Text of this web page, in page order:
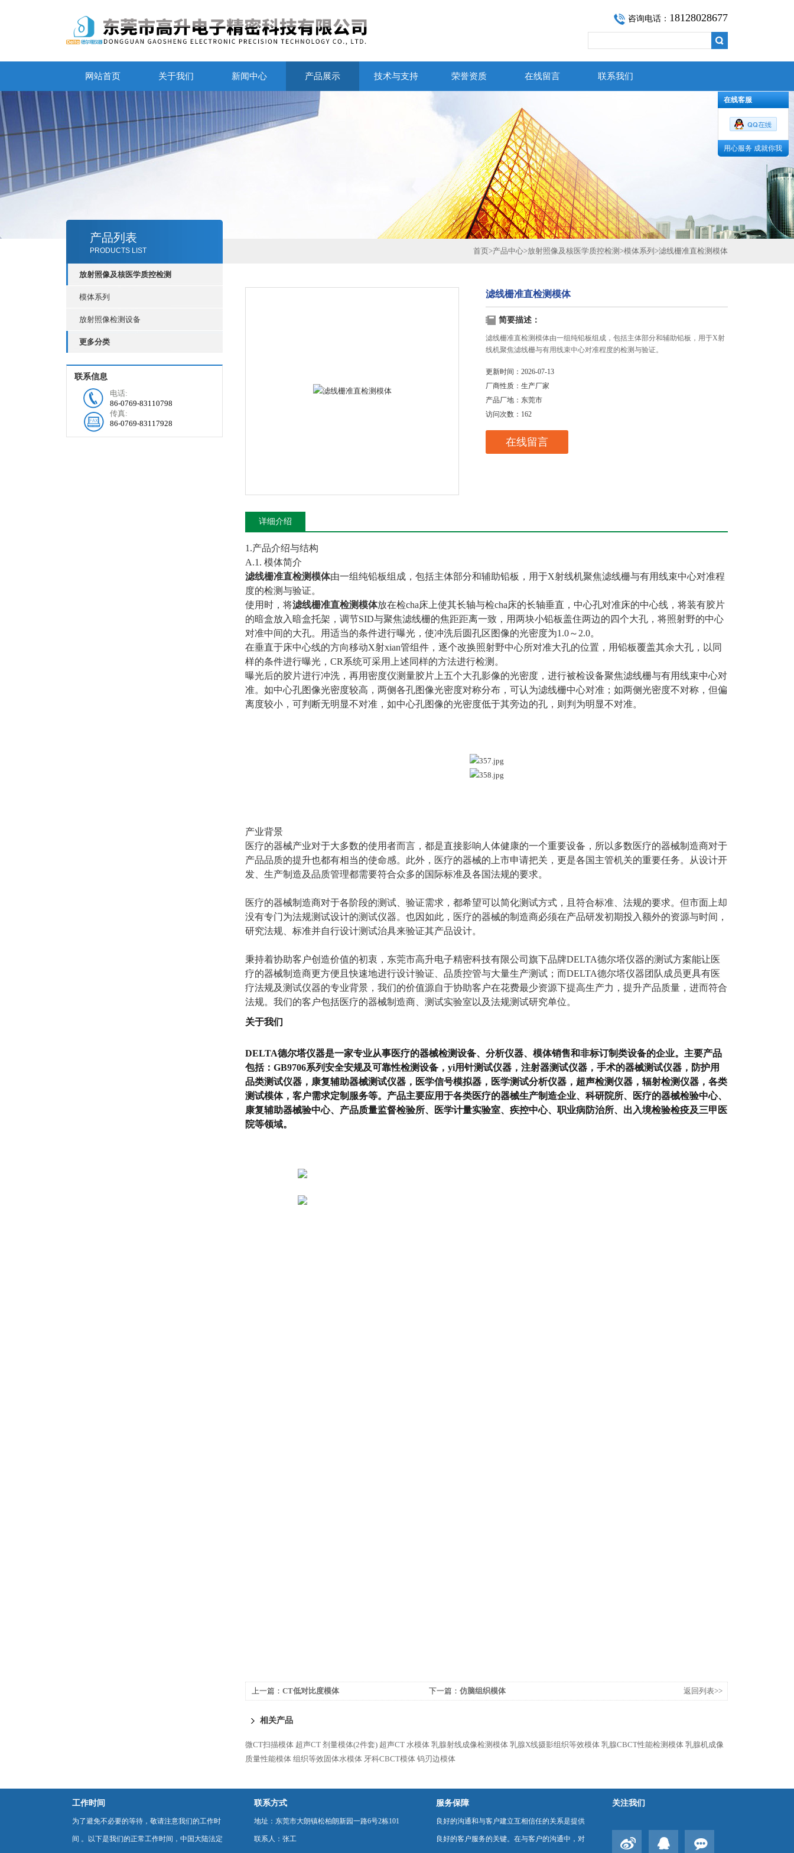
咨询电话： 18128028677
网站首页 关于我们 新闻中心 产品展示 技术与支持 荣誉资质 在线留言 联系我们
产品列表
PRODUCTS LIST
放射照像及核医学质控检测
模体系列
放射照像检测设备
更多分类
联系信息
电话:
86-0769-83110798
传真:
86-0769-83117928
首页>产品中心>放射照像及核医学质控检测 >模体系列 >滤线栅准直检测模体
滤线栅准直检测模体
简要描述：
滤线栅准直检测模体由一组纯铅板组成，包括主体部分和辅助铅板，用于X射
线机聚焦滤线栅与有用线束中心对准程度的检测与验证。
更新时间： 2026-07-13
厂商性质： 生产厂家
产品厂地： 东莞市
访问次数： 162
在线留言
详细介绍
1.产品介绍与结构
A.1. 模体简介
滤线栅准直检测模体由一组纯铅板组成，包括主体部分和辅助铅板，用于X射线机聚焦滤线栅与有用线束中心对准程
度的检测与验证。
使用时，将滤线栅准直检测模体放在检cha床上使其长轴与检cha床的长轴垂直，中心孔对准床的中心线，将装有胶片
的暗盒放入暗盒托架，调节SID与聚焦滤线栅的焦距距离一致，用两块小铅板盖住两边的四个大孔，将照射野的中心
对准中间的大孔。用适当的条件进行曝光，使冲洗后圆孔区图像的光密度为1.0～2.0。
在垂直于床中心线的方向移动X射xian管组件，逐个改换照射野中心所对准大孔的位置，用铅板覆盖其余大孔，以同
样的条件进行曝光，CR系统可采用上述同样的方法进行检测。
曝光后的胶片进行冲洗，再用密度仪测量胶片上五个大孔影像的光密度，进行被检设备聚焦滤线栅与有用线束中心对
准。如中心孔图像光密度较高，两侧各孔图像光密度对称分布，可认为滤线栅中心对准；如两侧光密度不对称，但偏
离度较小，可判断无明显不对准，如中心孔图像的光密度低于其旁边的孔，则判为明显不对准。
产业背景
医疗的器械产业对于大多数的使用者而言，都是直接影响人体健康的一个重要设备，所以多数医疗的器械制造商对于
产品品质的提升也都有相当的使命感。此外，医疗的器械的上市申请把关，更是各国主管机关的重要任务。从设计开
发、生产制造及品质管理都需要符合众多的国际标准及各国法规的要求。
医疗的器械制造商对于各阶段的测试、验证需求，都希望可以简化测试方式，且符合标准、法规的要求。但市面上却
没有专门为法规测试设计的测试仪器。也因如此，医疗的器械的制造商必须在产品研发初期投入额外的资源与时间，
研究法规、标准并自行设计测试治具来验证其产品设计。
秉持着协助客户创造价值的初衷，东莞市高升电子精密科技有限公司旗下品牌DELTA德尔塔仪器的测试方案能让医
疗的器械制造商更方便且快速地进行设计验证、品质控管与大量生产测试；而DELTA德尔塔仪器团队成员更具有医
疗法规及测试仪器的专业背景，我们的价值源自于协助客户在花费最少资源下提高生产力，提升产品质量，进而符合
法规。我们的客户包括医疗的器械制造商、测试实验室以及法规测试研究单位。
关于我们
DELTA德尔塔仪器是一家专业从事医疗的器械检测设备、分析仪器、模体销售和非标订制类设备的企业。主要产品
包括：GB9706系列安全安规及可靠性检测设备，yi用针测试仪器，注射器测试仪器，手术的器械测试仪器，防护用
品类测试仪器，康复辅助器械测试仪器，医学信号模拟器，医学测试分析仪器，超声检测仪器，辐射检测仪器，各类
测试模体，客户需求定制服务等。产品主要应用于各类医疗的器械生产制造企业、科研院所、医疗的器械检验中心、
康复辅助器械验中心、产品质量监督检验所、医学计量实验室、疾控中心、职业病防治所、出入境检验检疫及三甲医
院等领域。
上一篇： CT低对比度模体 下一篇： 仿脑组织模体 返回列表>>
相关产品
微CT扫描模体 超声CT 剂量模体(2件套) 超声CT 水模体 乳腺射线成像检测模体 乳腺X线摄影组织等效模体 乳腺CBCT性能检测模体 乳腺机成像
质量性能模体 组织等效固体水模体 牙科CBCT模体 钨刃边模体
工作时间
为了避免不必要的等待，敬请注意我们的工作时
间 。以下是我们的正常工作时间，中国大陆法定
联系方式
地址：东莞市大朗镇松柏朗新园一路6号2栋101
联系人：张工
服务保障
良好的沟通和与客户建立互相信任的关系是提供
良好的客户服务的关键。在与客户的沟通中，对
关注我们
在线客服
用心服务 成就你我